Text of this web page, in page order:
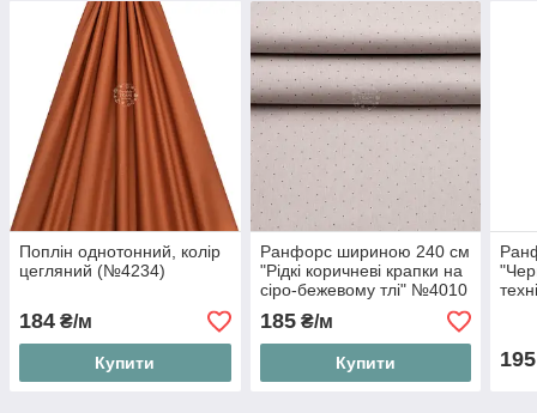
Поплін однотонний, колір
цегляний (№4234)
184 ₴/м
Купити
Ранфорс шириною 240 см
"Рідкі коричневі крапки на
сіро-бежевому тлі" №4010
185₴/м
Купити 195